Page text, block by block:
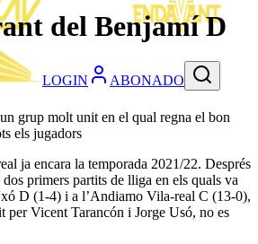
LOGIN ABONADO
del Benjamí D
grup molt unit en el qual regna el bon
els jugadors
ja encara la temporada 2021/22. Després
dos primers partits de lliga en els quals va
D (1-4) i a l’Andiamo Vila-real C (13-0),
per Vicent Tarancón i Jorge Usó, no es